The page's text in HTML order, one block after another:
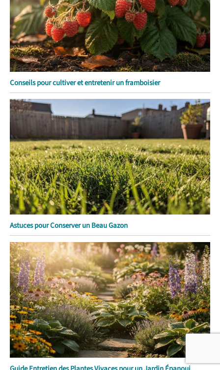
Conseils pour cultiver et entretenir un framboisier
Astuces pour Conserver un Beau Gazon